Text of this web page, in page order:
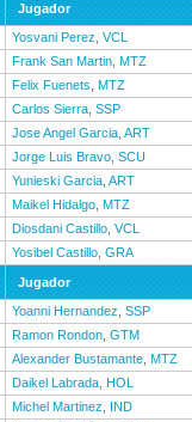
Jugador
Yosvani Perez VCL
Frank San Martin MTZ
Felix Fuenets
MTZ
Carlos Sierra SSP
Jose Angel Garcia ART
Jorge Luis Bravo SCU
Yunieski Garcia ART
Maikel Hidalgo MTZ
Diosdani Castillo VCL
Yosibel Castillo GRA
Jugador
Yoanni Hernandez SSP
Ramon Rondon GTM
Alexander Bustamante MTZ
Daikel Labrada HOL
Michel Martinez
IND